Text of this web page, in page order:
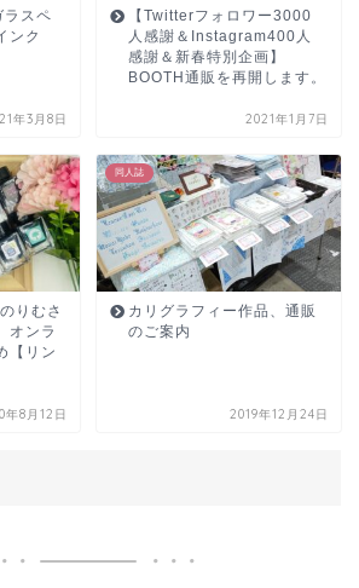
ラスペ
ンク
年3月8日
【Twitterフォロワー3000
人感謝＆Instagram400人
感謝＆新春特別企画】
BOOTH通販を再開します。
2021年1月7日
りむさ
オンラ
【リン
年8月12日
同人誌
カリグラフィー作品、通販
のご案内
2019年12月24日